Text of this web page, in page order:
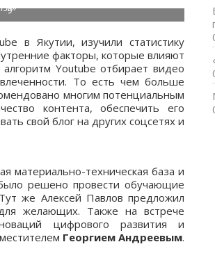
в Якутии, изучили статистику
факторы, которые влияют
Youtube отбирает видео
То есть чем больше
многим потенциальным
контента, обеспечить его
свой блог на других соцсетях и
материально-техническая база и
решено провести обучающие
же Алексей Павлов предложил
желающих. Также на встрече
цифрового развития и
Георгием Андреевым.